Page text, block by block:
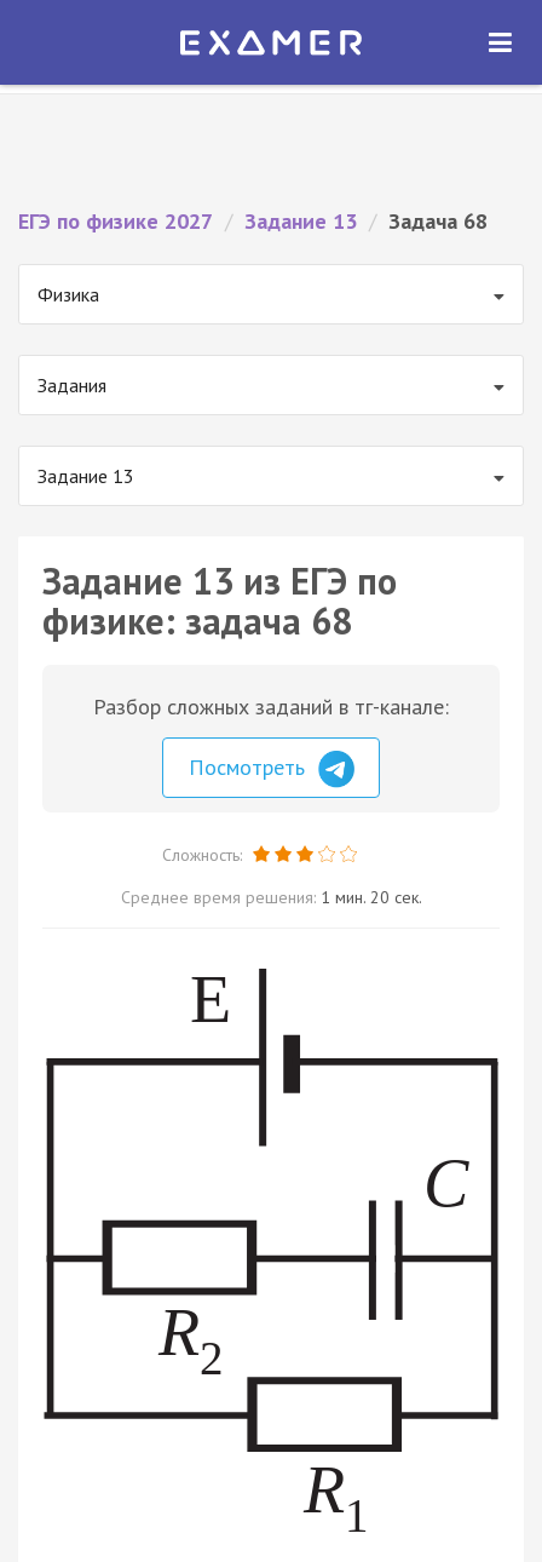
Экзамер — ЕГЭ 2027
ОТКРЫТЬ
ЕГЭ по физике 2027 / Задание 13 / Задача 68
Физика
Задания
Задание 13
Задание 13 из ЕГЭ по
физике: задача 68
Разбор сложных заданий в тг-канале:
Посмотреть
Сложность:
Среднее время решения: 1 мин. 20 сек.